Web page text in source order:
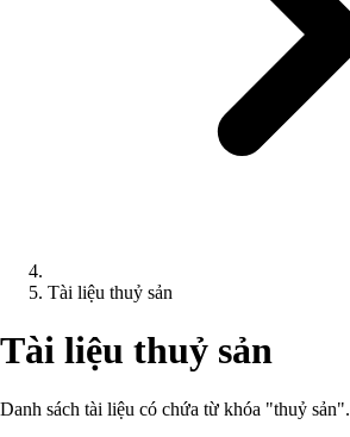
Tài liệu thuỷ sản
Tài liệu thuỷ sản
Danh sách tài liệu có chứa từ khóa "thuỷ sản".